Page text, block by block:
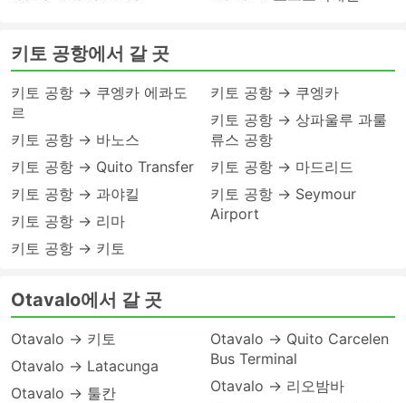
키토 공항에서 갈 곳
키토 공항 → 쿠엥카 에콰도
르
키토 공항 → 바노스
키토 공항 → Quito Transfer
키토 공항 → 과야킬
키토 공항 → 리마
키토 공항 → 키토
키토 공항 → 쿠엥카
키토 공항 → 상파울루 과룰
류스 공항
키토 공항 → 마드리드
키토 공항 → Seymour
Airport
Otavalo에서 갈 곳
Otavalo → 키토
Otavalo → Latacunga
Otavalo → 툴칸
Otavalo → Quito Carcelen
Bus Terminal
Otavalo → 리오밤바